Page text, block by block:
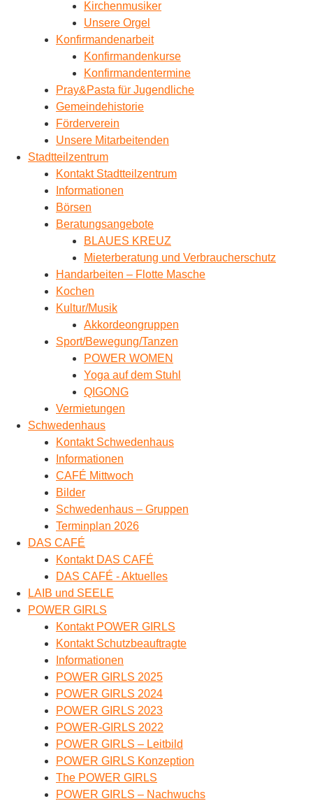
Kirchenmusiker
Unsere Orgel
Konfirmandenarbeit
Konfirmandenkurse
Konfirmandentermine
Pray&Pasta für Jugendliche
Gemeindehistorie
Förderverein
Unsere Mitarbeitenden
Stadtteilzentrum
Kontakt Stadtteilzentrum
Informationen
Börsen
Beratungsangebote
BLAUES KREUZ
Mieterberatung und Verbraucherschutz
Handarbeiten – Flotte Masche
Kochen
Kultur/Musik
Akkordeongruppen
Sport/Bewegung/Tanzen
POWER WOMEN
Yoga auf dem Stuhl
QIGONG
Vermietungen
Schwedenhaus
Kontakt Schwedenhaus
Informationen
CAFÉ Mittwoch
Bilder
Schwedenhaus – Gruppen
Terminplan 2026
DAS CAFÉ
Kontakt DAS CAFÉ
DAS CAFÉ - Aktuelles
LAIB und SEELE
POWER GIRLS
Kontakt POWER GIRLS
Kontakt Schutzbeauftragte
Informationen
POWER GIRLS 2025
POWER GIRLS 2024
POWER GIRLS 2023
POWER-GIRLS 2022
POWER GIRLS – Leitbild
POWER GIRLS Konzeption
The POWER GIRLS
POWER GIRLS – Nachwuchs